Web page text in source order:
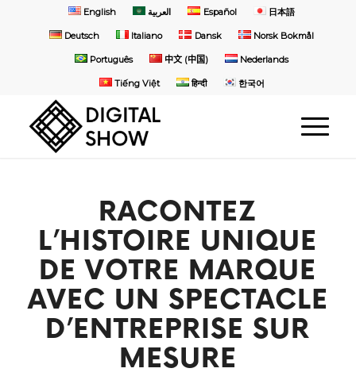
English العربية Español 日本語
Deutsch Italiano Dansk Norsk Bokmål
Português 中文 (中国) Nederlands
Tiếng Việt हिन्दी 한국어
RACONTEZ
L’HISTOIRE UNIQUE
DE VOTRE MARQUE
AVEC UN SPECTACLE
D’ENTREPRISE SUR
MESURE